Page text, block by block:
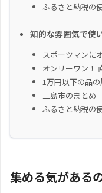
ふるさと納税の
知的な雰囲気で使
スポーツマンに
オンリーワン！
1万円以下の品
三島市のまとめ
ふるさと納税の
集める気がある